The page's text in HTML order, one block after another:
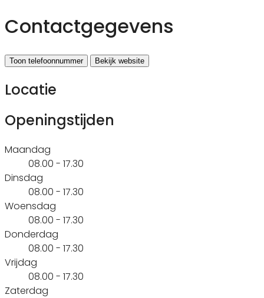
Contactgegevens
Toon telefoonnummer Bekijk website
Locatie
Openingstijden
Maandag
08.00 - 17.30
Dinsdag
08.00 - 17.30
Woensdag
08.00 - 17.30
Donderdag
08.00 - 17.30
Vrijdag
08.00 - 17.30
Zaterdag